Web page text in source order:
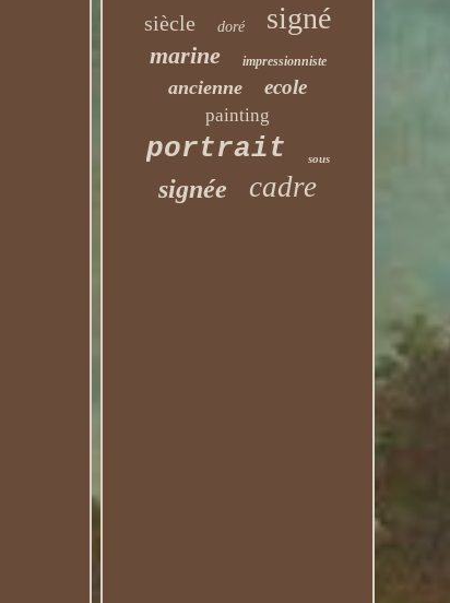
siècle doré signé
marine impressionniste
ancienne ecole
painting
portrait sous
signée cadre